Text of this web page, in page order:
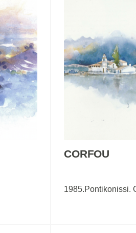
CORFOU
1985.Pontikonissi.